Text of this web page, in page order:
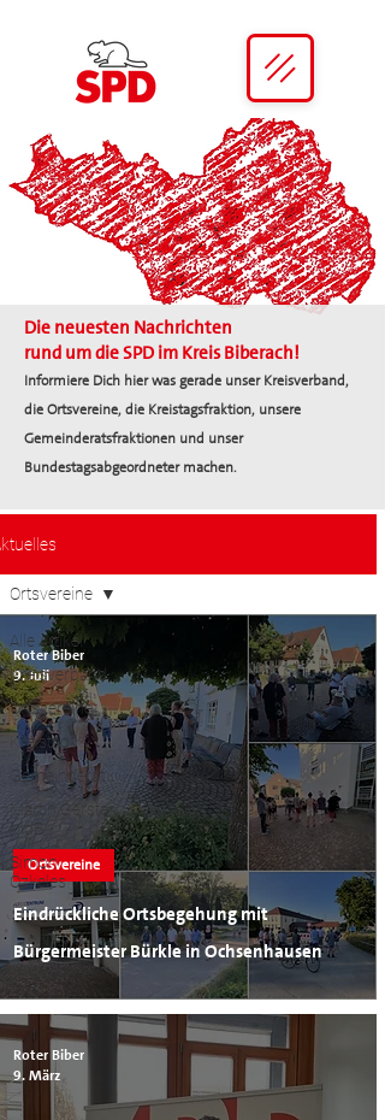
Die neuesten Nachrichten
rund um die SPD im Kreis Biberach!
Informiere Dich hier was gerade unser Kreisverband,
die Ortsvereine, die Kreistagsfraktion, unsere
Gemeinderatsfraktionen und unser
Bundestagsabgeordneter machen.
Alle Artikel
Kreisverband
Ortsvereine
Kreistag
Gemeinderat
Martin Gerster
MdB
Simon
Özkeles
Ortsvereine
Eindrückliche Ortsbegehung mit
Bürgermeister Bürkle in Ochsenhausen
Ortsvereine
Roter Biber
9. Juli
Roter Biber
9. März